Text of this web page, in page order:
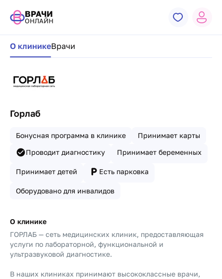
ВРАЧИ
ОНЛАЙН
Навигация по странице клиники
О клиникеВрачи
Горлаб
Бонусная программа в клинике
Принимает карты
Проводит диагностику
Принимает беременных
Принимает детей Есть парковка
Оборудовано для инвалидов
О клинике
ГОРЛАБ — сеть медицинских клиник, предоставляющая
услуги по лабораторной, функциональной и
ультразвуковой диагностике.
В наших клиниках принимают высококлассные врачи,